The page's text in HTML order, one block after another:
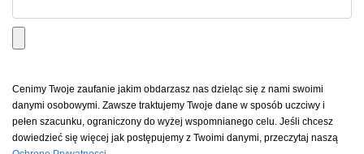
Cenimy Twoje zaufanie jakim obdarzasz nas dzieląc się z nami swoimi
danymi osobowymi. Zawsze traktujemy Twoje dane w sposób uczciwy i
pełen szacunku, ograniczony do wyżej wspomnianego celu. Jeśli chcesz
dowiedzieć się więcej jak postępujemy z Twoimi danymi, przeczytaj naszą